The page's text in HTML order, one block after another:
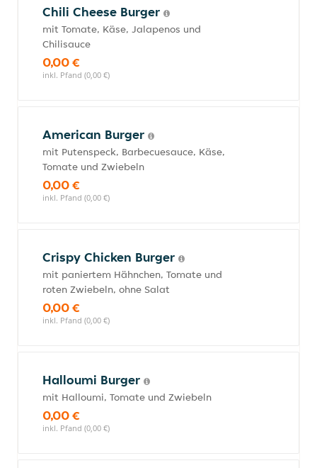
Chili Cheese Burger
mit Tomate, Käse, Jalapenos und
Chilisauce
0,00 €
inkl. Pfand (0,00 €)
American Burger
mit Putenspeck, Barbecuesauce, Käse,
Tomate und Zwiebeln
0,00 €
inkl. Pfand (0,00 €)
Crispy Chicken Burger
mit paniertem Hähnchen, Tomate und
roten Zwiebeln, ohne Salat
0,00 €
inkl. Pfand (0,00 €)
Halloumi Burger
mit Halloumi, Tomate und Zwiebeln
0,00 €
inkl. Pfand (0,00 €)